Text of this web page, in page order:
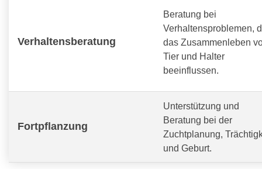
Verhaltensberatung
Beratung bei
Verhaltensproblemen,
das Zusammenleben
Tier und Halter
beeinflussen.
Fortpflanzung
Unterstützung und
Beratung bei der
Zuchtplanung,
und Geburt.